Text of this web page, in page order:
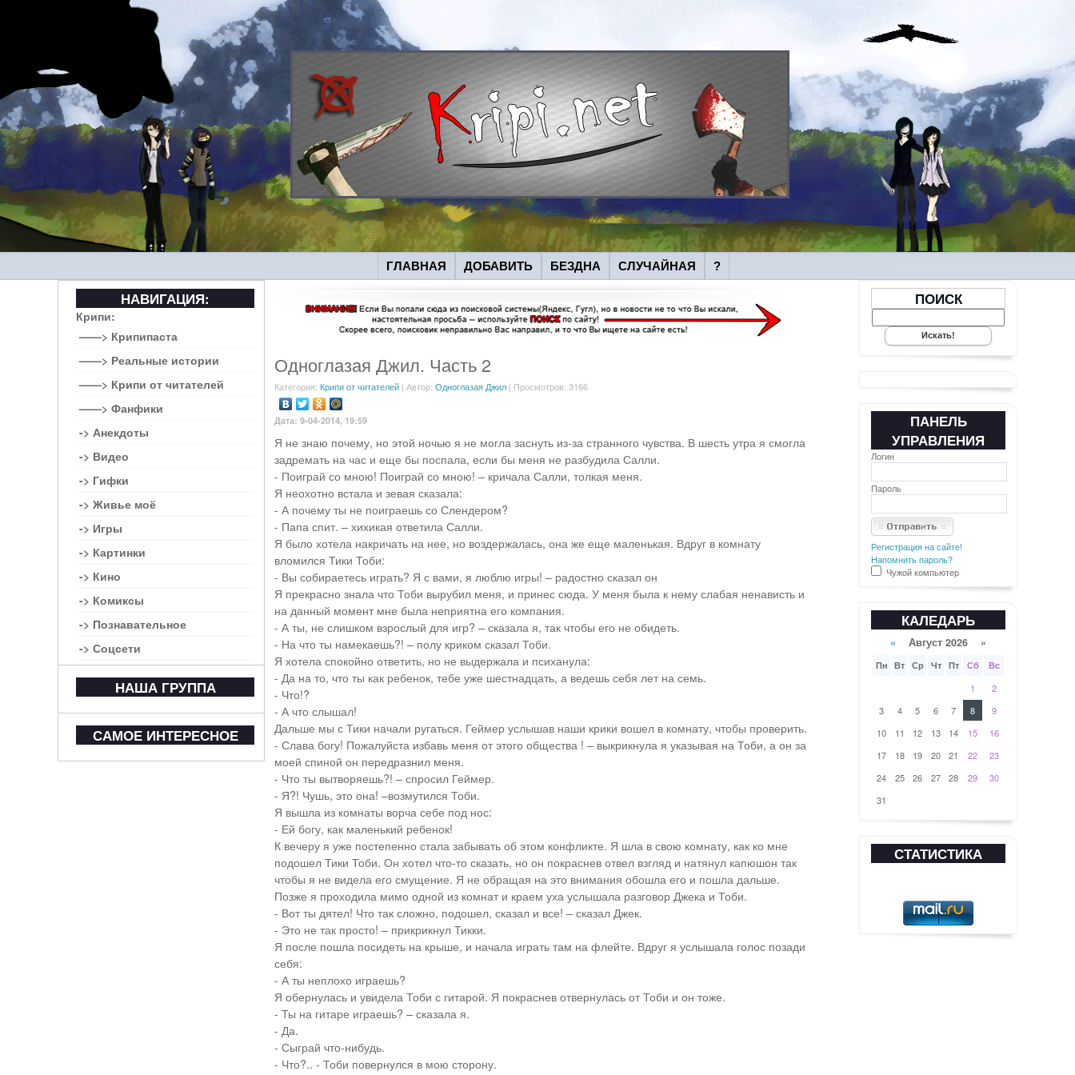
ГЛАВНАЯ ДОБАВИТЬ БЕЗДНА СЛУЧАЙНАЯ ?
Одноглазая Джил. Часть 2
Категория: Крипи от читателей| Автор: Одноглазая Джил| Просмотров: 3166
Дата: 9-04-2014, 19:59
Я не знаю почему, но этой ночью я не могла заснуть из-за странного чувства. В шесть утра я смогла
задремать на час и еще бы поспала, если бы меня не разбудила Салли.
- Поиграй со мною! Поиграй со мною! – кричала Салли, толкая меня.
Я неохотно встала и зевая сказала:
- А почему ты не поиграешь со Слендером?
- Папа спит. – хихикая ответила Салли.
Я было хотела накричать на нее, но воздержалась, она же еще маленькая. Вдруг в комнату
вломился Тики Тоби:
- Вы собираетесь играть? Я с вами, я люблю игры! – радостно сказал он
Я прекрасно знала что Тоби вырубил меня, и принес сюда. У меня была к нему слабая ненависть и
на данный момент мне была неприятна его компания.
- А ты, не слишком взрослый для игр? – сказала я, так чтобы его не обидеть.
- На что ты намекаешь?! – полу криком сказал Тоби.
Я хотела спокойно ответить, но не выдержала и психанула:
- Да на то, что ты как ребенок, тебе уже шестнадцать, а ведешь себя лет на семь.
- Что!?
- А что слышал!
Дальше мы с Тики начали ругаться. Геймер услышав наши крики вошел в комнату, чтобы проверить.
- Слава богу! Пожалуйста избавь меня от этого общества ! – выкрикнула я указывая на Тоби, а он за
моей спиной он передразнил меня.
- Что ты вытворяешь?! – спросил Геймер.
- Я?! Чушь, это она! –возмутился Тоби.
Я вышла из комнаты ворча себе под нос:
- Ей богу, как маленький ребенок!
К вечеру я уже постепенно стала забывать об этом конфликте. Я шла в свою комнату, как ко мне
подошел Тики Тоби. Он хотел что-то сказать, но он покраснев отвел взгляд и натянул капюшон так
чтобы я не видела его смущение. Я не обращая на это внимания обошла его и пошла дальше.
Позже я проходила мимо одной из комнат и краем уха услышала разговор Джека и Тоби.
- Вот ты дятел! Что так сложно, подошел, сказал и все! – сказал Джек.
- Это не так просто! – прикрикнул Тикки.
Я после пошла посидеть на крыше, и начала играть там на флейте. Вдруг я услышала голос позади
себя:
- А ты неплохо играешь?
Я обернулась и увидела Тоби с гитарой. Я покраснев отвернулась от Тоби и он тоже.
- Ты на гитаре играешь? – сказала я.
- Да.
- Сыграй что-нибудь.
- Что?.. - Тоби повернулся в мою сторону.
НАВИГАЦИЯ:
Крипи:
——> Крипипаста
——> Реальные истории
——> Крипи от читателей
——> Фанфики
-> Анекдоты
-> Видео
-> Гифки
-> Живье моё
-> Игры
-> Картинки
-> Кино
-> Комиксы
-> Познавательное
-> Соцсети
НАША ГРУППА
САМОЕ ИНТЕРЕСНОЕ
ПОИСК
ПАНЕЛЬ
УПРАВЛЕНИЯ
Логин
Пароль
Регистрация на сайте!
Напомнить пароль?
Чужой компьютер
КАЛЕДАРЬ
« Август 2026 »
Пн Вт Ср Чт Пт Сб Вс
1
2
3
4 5 6 7 8
9
10
11 12 13 14 15
16
17
18 19 20 21 22
23
24
25 26 27 28 29
30
31
СТАТИСТИКА